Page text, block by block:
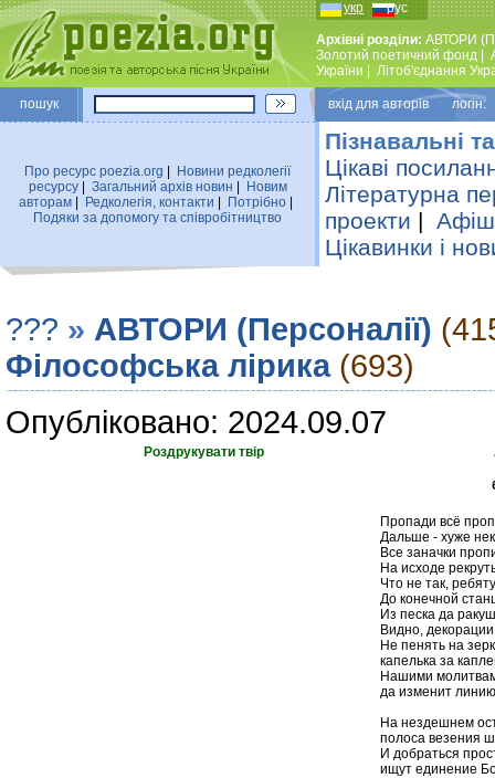
укр рус
Архівні розділи: АВТОРИ
Золотий поетичний фонд
України
Лiтоб'єднання
пошук вхiд для авторiв логін:
Про ресурс poezia.org
Новини редколегiї
ресурсу| Загальний архiв новин
Новим
авторам
Редколегiя, контакти Потрiбно
Подяки за допомогу та співробітництво
Пізнавальні
Цікаві
Літературна
проекти |
Цікавинки і
??? » АВТОРИ (Персоналії)
Філософська лірика (693)
Опубліковано: 2024.09.07
Роздрукувати твір
Пропади всё
Дальше - хуже
Все заначки
На исходе
Что не так,
До конечной
Из песка да
Видно,
Не пенять на
капелька за
Нашими
да изменит
На нездешнем
полоса везения
И добраться
ищут единение